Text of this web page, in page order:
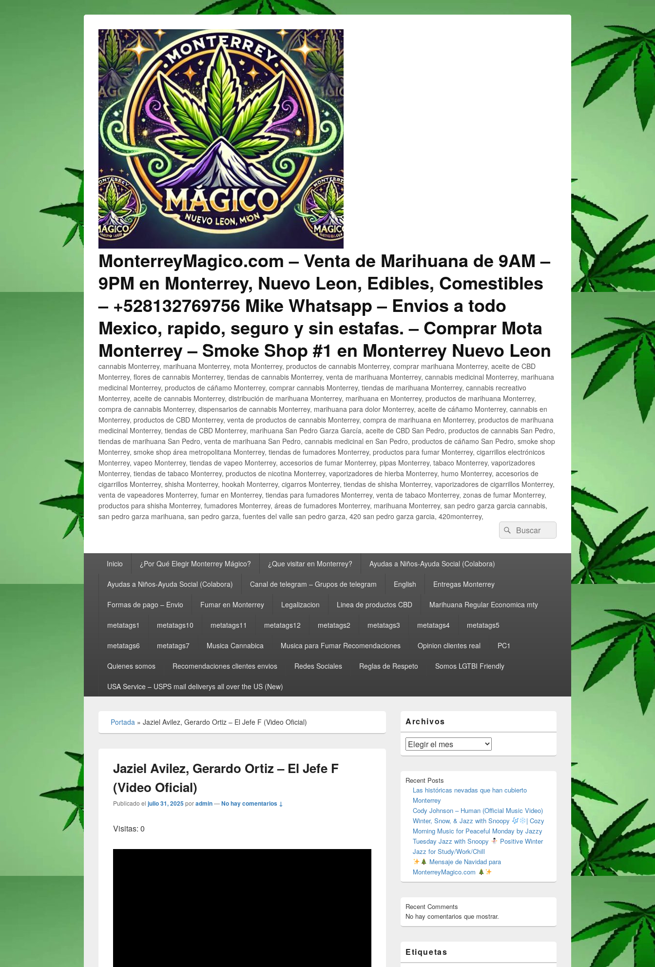
MonterreyMagico.com – Venta de Marihuana de 9AM –
9PM en Monterrey, Nuevo Leon, Edibles, Comestibles
– +528132769756 Mike Whatsapp – Envios a todo
Mexico, rapido, seguro y sin estafas. – Comprar Mota
Monterrey – Smoke Shop #1 en Monterrey Nuevo Leon
cannabis Monterrey, marihuana Monterrey, mota Monterrey, productos de cannabis Monterrey, comprar marihuana Monterrey, aceite de CBD
Monterrey, flores de cannabis Monterrey, tiendas de cannabis Monterrey, venta de marihuana Monterrey, cannabis medicinal Monterrey, marihuana
medicinal Monterrey, productos de cáñamo Monterrey, comprar cannabis Monterrey, tiendas de marihuana Monterrey, cannabis recreativo
Monterrey, aceite de cannabis Monterrey, distribución de marihuana Monterrey, marihuana en Monterrey, productos de marihuana Monterrey,
compra de cannabis Monterrey, dispensarios de cannabis Monterrey, marihuana para dolor Monterrey, aceite de cáñamo Monterrey, cannabis en
Monterrey, productos de CBD Monterrey, venta de productos de cannabis Monterrey, compra de marihuana en Monterrey, productos de marihuana
medicinal Monterrey, tiendas de CBD Monterrey, marihuana San Pedro Garza García, aceite de CBD San Pedro, productos de cannabis San Pedro,
tiendas de marihuana San Pedro, venta de marihuana San Pedro, cannabis medicinal en San Pedro, productos de cáñamo San Pedro, smoke shop
Monterrey, smoke shop área metropolitana Monterrey, tiendas de fumadores Monterrey, productos para fumar Monterrey, cigarrillos electrónicos
Monterrey, vapeo Monterrey, tiendas de vapeo Monterrey, accesorios de fumar Monterrey, pipas Monterrey, tabaco Monterrey, vaporizadores
Monterrey, tiendas de tabaco Monterrey, productos de nicotina Monterrey, vaporizadores de hierba Monterrey, humo Monterrey, accesorios de
cigarrillos Monterrey, shisha Monterrey, hookah Monterrey, cigarros Monterrey, tiendas de shisha Monterrey, vaporizadores de cigarrillos Monterrey,
venta de vapeadores Monterrey, fumar en Monterrey, tiendas para fumadores Monterrey, venta de tabaco Monterrey, zonas de fumar Monterrey,
productos para shisha Monterrey, fumadores Monterrey, áreas de fumadores Monterrey, marihuana Monterrey, san pedro garza garcia cannabis,
san pedro garza marihuana, san pedro garza, fuentes del valle san pedro garza, 420 san pedro garza garcia, 420monterrey,
Buscar
por:
Buscar
principalInicio ¿Por Qué Elegir Monterrey Mágico? ¿Que visitar en Monterrey? Ayudas a Niños-Ayuda Social (Colabora)
Ayudas a Niños-Ayuda Social (Colabora) Canal de telegram – Grupos de telegram English Entregas Monterrey
Formas de pago – Envio Fumar en Monterrey Legalizacion Linea de productos CBD Marihuana Regular Economica mty
metatags1 metatags10 metatags11 metatags12 metatags2 metatags3 metatags4 metatags5
metatags6 metatags7 Musica Cannabica Musica para Fumar Recomendaciones Opinion clientes real PC1
Quienes somos Recomendaciones clientes envios Redes Sociales Reglas de Respeto Somos LGTBI Friendly
USA Service – USPS mail deliverys all over the US (New)
Portada » Jaziel Avilez, Gerardo Ortiz – El Jefe F (Video Oficial)
Jaziel Avilez, Gerardo Ortiz – El Jefe F
(Video Oficial)
Publicado el julio 31, 2025poradmin—No hay comentarios ↓
Visitas: 0
área
de
widget
barra
lateral
Archivos
Archivos
Recent Posts
Las históricas nevadas que han cubierto
Monterrey
Cody Johnson – Human (Official Music Video)
Winter, Snow, & Jazz with Snoopy
| Cozy
Morning Music for Peaceful Monday by Jazzy
Tuesday Jazz with Snoopy
Positive Winter
Jazz for Study/Work/Chill
Mensaje de Navidad para
MonterreyMagico.com
Recent Comments
No hay comentarios que mostrar.
Etiquetas